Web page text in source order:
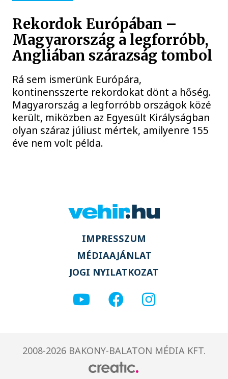
Rekordok Európában –
Magyarország a legforróbb,
Angliában szárazság tombol
Rá sem ismerünk Európára,
kontinensszerte rekordokat dönt a hőség.
Magyarország a legforróbb országok közé
került, miközben az Egyesült Királyságban
olyan száraz júliust mértek, amilyenre 155
éve nem volt példa.
IMPRESSZUM
MÉDIAAJÁNLAT
JOGI NYILATKOZAT
2008-2026 BAKONY-BALATON MÉDIA KFT.